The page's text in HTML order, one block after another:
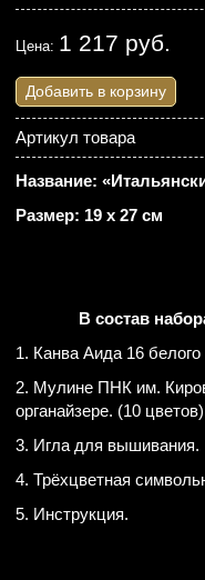
Цена: 1 217 руб.
Добавить в корзину
Артикул товара
Название:
Размер: 19 х 27 см
В состав
1. Канва Аида 16 белого
2. Мулине ПНК им.
органайзере. (10 цветов)
3. Игла для вышивания.
4. Трёхцветная
5. Инструкция.